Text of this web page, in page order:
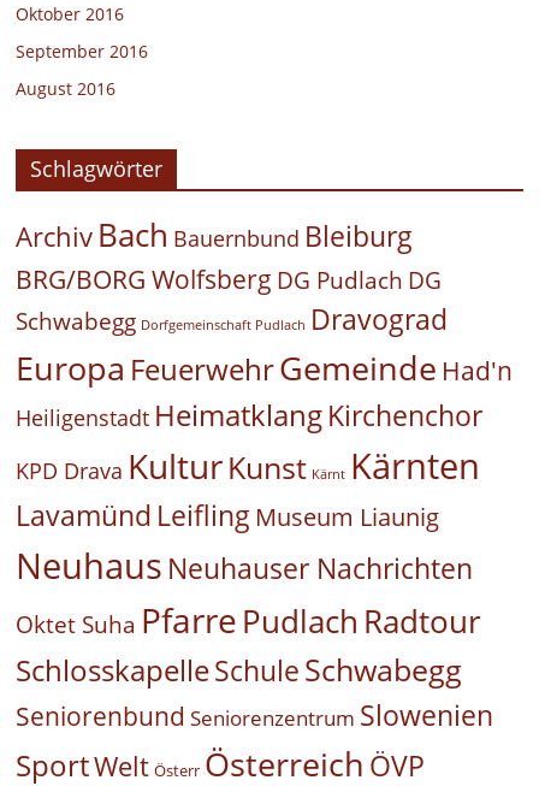
Oktober 2016
September 2016
August 2016
Schlagwörter
Archiv Bach Bauernbund Bleiburg
BRG/BORG Wolfsberg DG Pudlach DG
Schwabegg Dorfgemeinschaft Pudlach Dravograd
Europa FeuerwehrGemeinde Had'n
Heiligenstadt HeimatklangKirchenchor
KPD Drava KulturKunst Kärnt Kärnten
Lavamünd Leifling Museum Liaunig
Neuhaus Neuhauser Nachrichten
Oktet Suha PfarrePudlach Radtour
SchlosskapelleSchuleSchwabegg
Seniorenbund Seniorenzentrum Slowenien
SportWelt Österr Österreich ÖVP